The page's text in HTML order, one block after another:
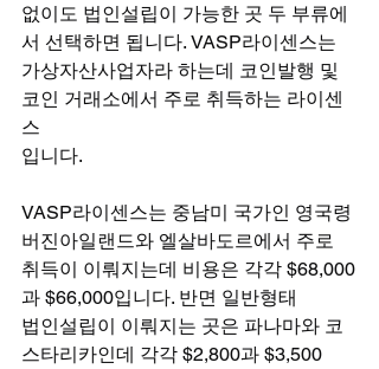
없이도 법인설립이 가능한 곳 두 부류에
서 선택하면 됩니다. VASP라이센스는
가상자산사업자라 하는데 코인발행 및
코인 거래소에서 주로 취득하는 라이센
스
입니다.
VASP라이센스는 중남미 국가인 영국령
버진아일랜드와 엘살바도르에서 주로
취득이 이뤄지는데 비용은 각각 $68,000
과 $66,000입니다. 반면 일반형태
법인설립이 이뤄지는 곳은 파나마와 코
스타리카인데 각각 $2,800과 $3,500